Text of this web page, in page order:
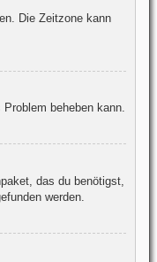
Die Zeitzone kann
beheben kann.
das du benötigst,
werden.